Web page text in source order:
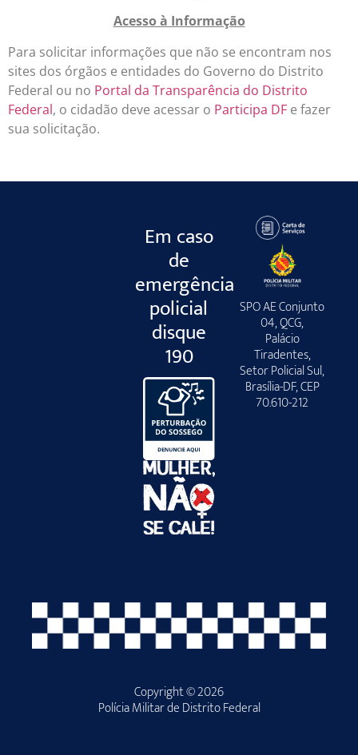
Acesso à Informação
Para solicitar informações que não se encontram nos
sites dos órgãos e entidades do Governo do Distrito
Federal ou no Portal da Transparência do Distrito
Federal, o cidadão deve acessar o Participa DF e fazer
sua solicitação.
Em caso
de
emergência
policial
disque
190
SPO AE Conjunto
04, QCG,
Palácio
Tiradentes,
Setor Policial Sul,
Brasília-DF, CEP
70.610-212
Copyright © 2026
Polícia Militar de Distrito Federal